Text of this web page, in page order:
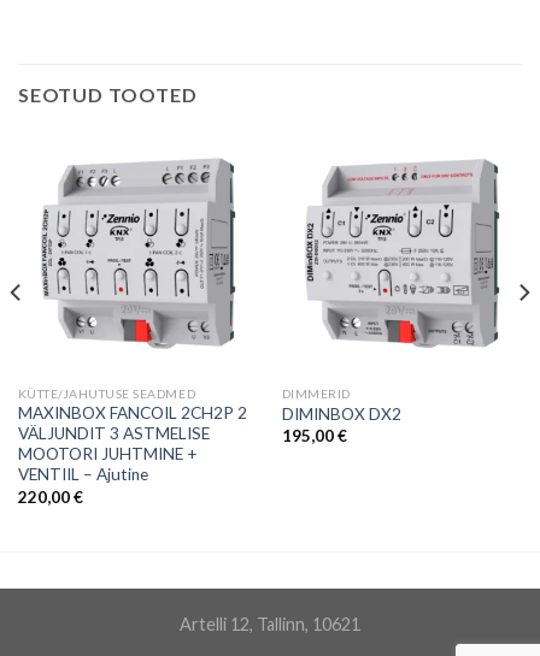
SEOTUD TOOTED
KÜTTE/JAHUTUSE SEADMED
MAXINBOX FANCOIL 2CH2P 2
VÄLJUNDIT 3 ASTMELISE
MOOTORI JUHTMINE +
VENTIIL – Ajutine
220,00€
DIMMERID
DIMINBOX DX2
195,00€
Artelli 12, Tallinn, 10621